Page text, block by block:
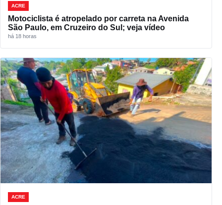
ACRE
Motociclista é atropelado por carreta na Avenida
São Paulo, em Cruzeiro do Sul; veja vídeo
há 18 horas
ACRE